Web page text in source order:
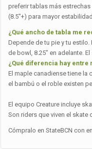
preferir tablas más
(8.5″+) para mayor estabilidad.
¿Qué ancho de tabla me
Depende de tu pie y tu estilo.
de bowl, 8.25″ en adelante.
¿Qué diferencia hay entre
El maple canadiense tiene
el bambú o el roble existen
El equipo Creature incluye
Son riders que viven el
Cómpralo en StateBCN con